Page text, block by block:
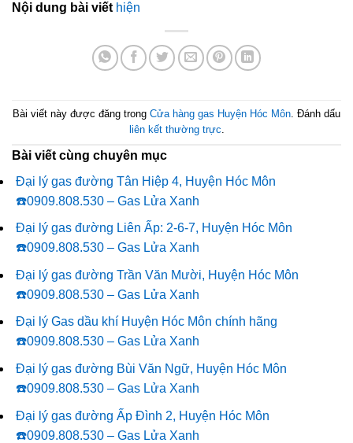
Nội dung bài viết hiện
Bài viết này được đăng trong Cửa hàng gas Huyện Hóc Môn . Đánh dấu
liên kết thường trực
Bài viết cùng chuyên mục
Đại lý gas đường Tân Hiệp 4, Huyện Hóc Môn
☎️0909.808.530 – Gas Lửa Xanh
Đại lý gas đường Liên Ấp: 2-6-7, Huyện Hóc Môn
☎️0909.808.530 – Gas Lửa Xanh
Đại lý gas đường Trần Văn Mười, Huyện Hóc Môn
☎️0909.808.530 – Gas Lửa Xanh
Đại lý Gas dầu khí Huyện Hóc Môn chính hãng
☎️0909.808.530 – Gas Lửa Xanh
Đại lý gas đường Bùi Văn Ngữ, Huyện Hóc Môn
☎️0909.808.530 – Gas Lửa Xanh
Đại lý gas đường Ấp Đình 2, Huyện Hóc Môn
☎️0909.808.530 – Gas Lửa Xanh